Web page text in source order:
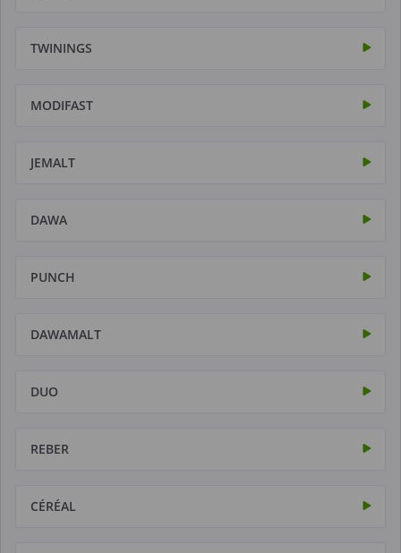
TWININGS
MODIFAST
JEMALT
DAWA
PUNCH
DAWAMALT
DUO
REBER
CÉRÉAL